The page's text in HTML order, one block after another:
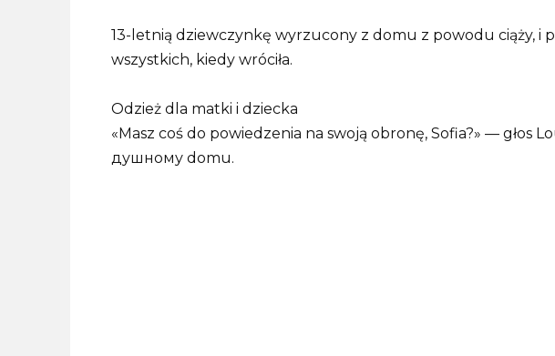
13-letnią dziewczynkę wyrzucony z domu z powodu ciąży, i
wszystkich, kiedy wróciła.
Odzież dla matki i dziecka
«Masz coś do powiedzenia na swoją obronę, Sofia?» — głos
душному domu.